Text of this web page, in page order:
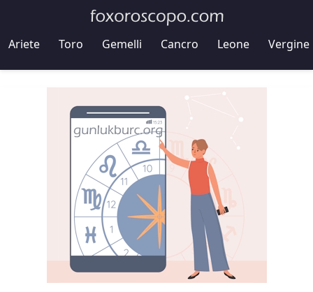
Ariete Toro Gemelli Cancro Leone Vergine